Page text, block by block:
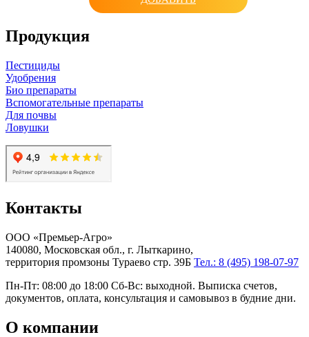
Продукция
Пестициды
Удобрения
Био препараты
Вспомогательные препараты
Для почвы
Ловушки
Контакты
ООО «Премьер-Агро»
140080, Московская обл., г. Лыткарино,
территория промзоны Тураево стр. 39Б Тел.: 8 (495) 198-07-97
Пн-Пт: 08:00 до 18:00 Сб-Вс: выходной. Выписка счетов,
документов, оплата, консультация и самовывоз в будние дни.
О компании